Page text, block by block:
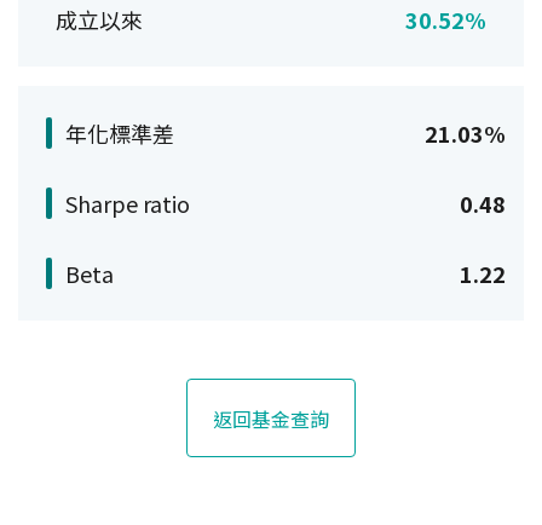
成立以來 30.52%
年化標準差 21.03%
Sharpe ratio 0.48
Beta 1.22
返回基金查詢